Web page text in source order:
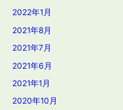
2022年1月
2021年8月
2021年7月
2021年6月
2021年1月
2020年10月